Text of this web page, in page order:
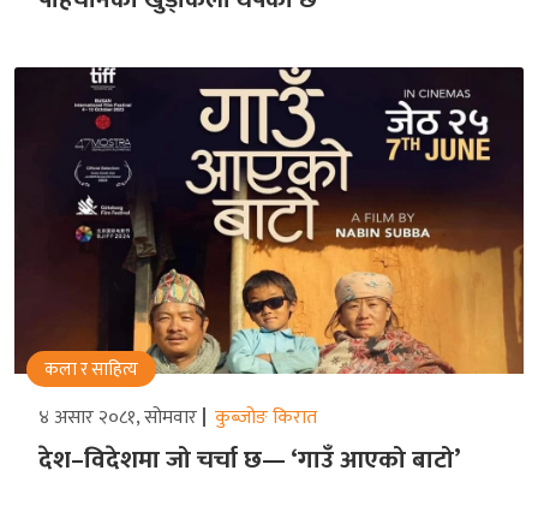
कला र साहित्य
४ असार २०८१, सोमवार कुब्जोङ किरात
देश–विदेशमा जो चर्चा छ— ‘गाउँ आएको बाटो’